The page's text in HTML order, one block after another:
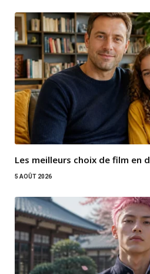
Les meilleurs choix de film en d
5 AOÛT 2026